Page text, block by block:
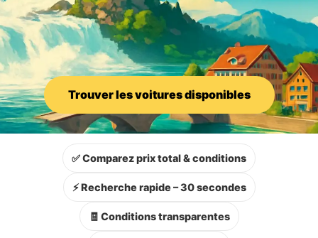
Trouver les voitures disponibles
✅ Comparez prix total & conditions
⚡ Recherche rapide – 30 secondes
🧾 Conditions transparentes